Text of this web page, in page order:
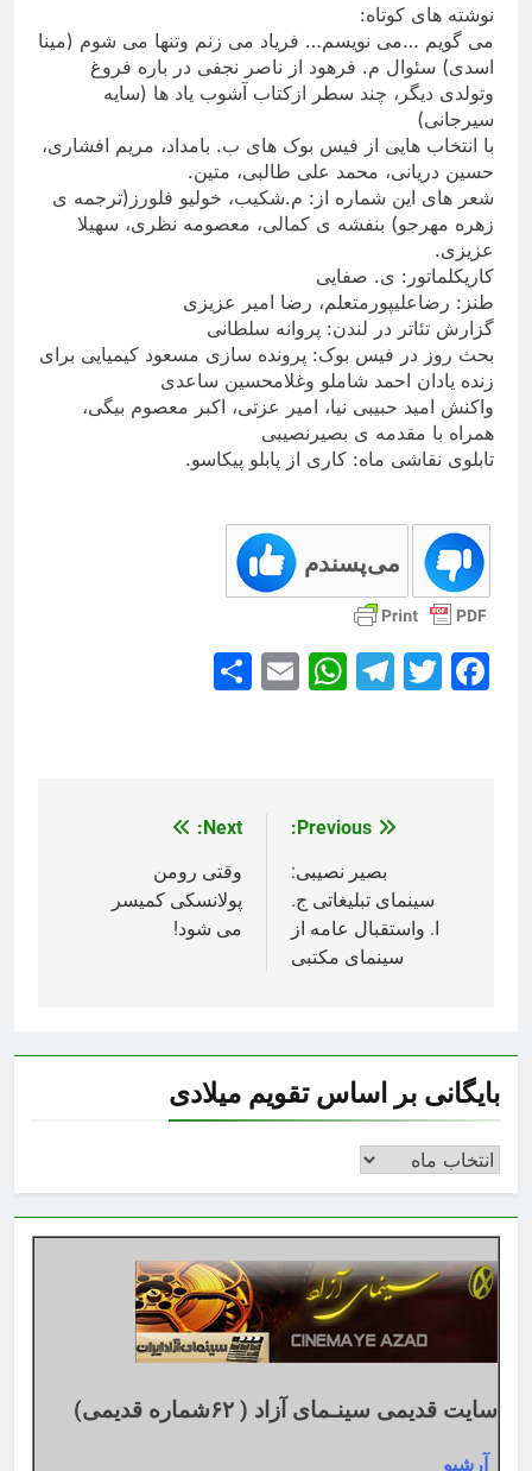
نوشته های کوتاه:
می گویم …می نویسم… فریاد می زنم وتنها می شوم (مینا
اسدی) سئوال م. فرهود از ناصر نجفی در باره فروغ
وتولدی دیگر ، چند سطر ازکتاب آشوب یاد ها (سایه
سیرجانی(
با انتخاب هایی از فیس بوک های ب. بامداد، مریم افشاری،
حسین دریانی، محمد علی طالبی، متین.
شعر های این شماره از: م.شکیب، خولیو فلورز(ترجمه ی
زهره مهرجو) بنفشه ی کمالی، معصومه نظری، سهیلا
عزیزی.
کاریکلماتور: ی. صفایی
طنز: رضاعلیپورمتعلم، رضا امیر عزیزی
گزارش تئاتر در لندن: پروانه سلطانی
بحث روز در فیس بوک: پرونده سازی مسعود کیمیایی برای
زنده یادان احمد شاملو وغلامحسین ساعدی
واکنش امید حبیبی نیا، امیر عزتی، اکبر معصوم بیگی،
همراه با مقدمه ی بصیرنصیبی
تابلوی نقاشی ماه: کاری از پابلو پیکاسو.
می‌پسندم
Facebook
Twitter
Telegram
WhatsApp
Email
راهبری
Previous:
بصیر نصیبی:
سینمای تبلیغاتی ج.
ا. واستقبال عامه از
سینمای مکتبی
Next:
وقتی رومن
پولانسکی کمیسر
می شود!
بایگانی بر اساس تقویم میلادی
بایگانی
اساس
تقویم
میلادی
سایت قدیمی سینـمای آزاد ( ۶۲شماره قدیمی)
آرشیو